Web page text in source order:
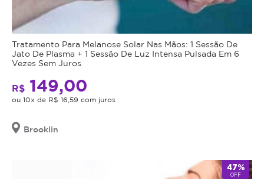
Tratamento Para Melanose Solar Nas Mãos: 1 Sessão De
Jato De Plasma + 1 Sessão De Luz Intensa Pulsada Em 6
Vezes Sem Juros
R$ 149,00
ou 10x de R$ 16,59 com juros
Brooklin
47%
OFF